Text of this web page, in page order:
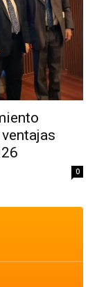
0